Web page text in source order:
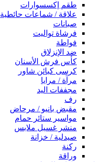
طقم إكسسوارات
علاقة / شماعات حائطية
صبانات
فرشاة تواليت
فواطة
ضد الإنزلاق
كأس فرش الأسنان
كرسى كبائن شاور
مرآة / مرايا
مجففات اليد
رف
مقبض بانيو / مرحاض
مواسير ستائر حمام
منشر غسيل ملابس
صيدلية / خزانة
ركنة
وراقة